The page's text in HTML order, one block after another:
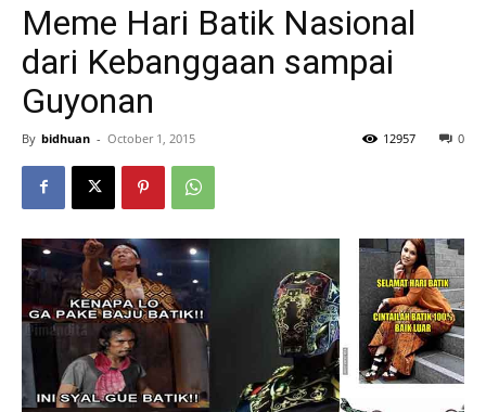
Meme Hari Batik Nasional
dari Kebanggaan sampai
Guyonan
By bidhuan - October 1, 2015 0
12957